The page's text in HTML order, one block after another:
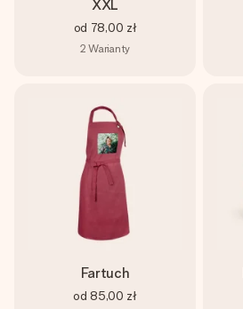
XXL
od 78,00 zł
2 Warianty
Fartuch
od 85,00 zł